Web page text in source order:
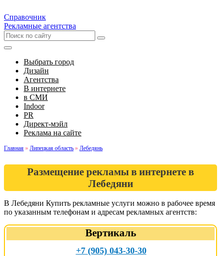
Справочник
Рекламные агентства
Выбрать город
Дизайн
Агентства
В интернете
в СМИ
Indoor
PR
Директ-мэйл
Реклама на сайте
Главная » Липецкая область » Лебедянь
Размещение рекламы в интернете в
Лебедяни
В Лебедяни Купить рекламные услуги можно в рабочее время
по указанным телефонам и адресам рекламных агентств:
Вертикаль
+7 (905) 043-30-30